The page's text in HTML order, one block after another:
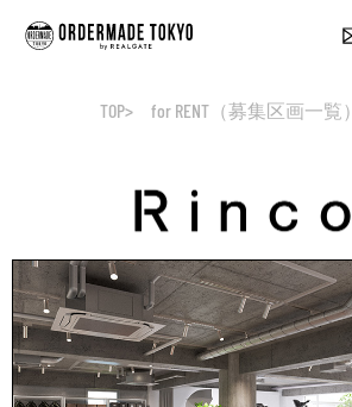
TOP for RENT（募集区画一覧）